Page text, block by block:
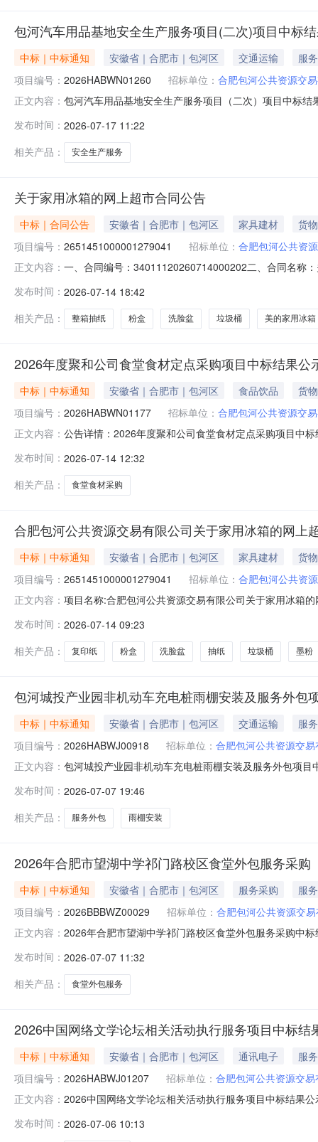
包河汽车用品基地安全生产服务项目(二次)项目中标
中标｜中标通知 安徽省｜合肥市｜包河区 交通运输
服务
项目编号： 2026HABWN01260 招标单位： 合肥包河公共资源交
正文内容： 包河汽车用品基地安全生产服务项目（二次）项目中标
包河公共资源交易有限公司2026年07月17日
发布时间： 2026-07-17 11:22
相关产品：
安全生产服务
关于家用冰箱的网上超市合同公告
中标｜合同公告 安徽省｜合肥市｜包河区 家具建材
货物
项目编号： 2651451000001279041 招标单位： 合肥包河公共资
正文内容： 一、合同编号：34011120260714000202二、合同名称
66220386供应商（乙方）：合肥志洋科技有限公司地址
发布时间： 2026-07-14 18:42
相关产品：
整箱抽纸 粉盒 洗脸盆 垃圾桶 美的家用冰箱
2026年度聚和公司食堂食材定点采购项目中标结果公
中标｜中标通知 安徽省｜合肥市｜包河区 食品饮品
货物
项目编号： 2026HABWN01177 招标单位： 合肥包河公共资源交
正文内容： 公告详情：2026年度聚和公司食堂食材定点采购项目中
年07月14日
发布时间： 2026-07-14 12:32
相关产品：
食堂食材采购
合肥包河公共资源交易有限公司关于家用冰箱的网上
中标｜中标通知 安徽省｜合肥市｜包河区 家具建材
货物
项目编号： 2651451000001279041 招标单位： 合肥包河公共资
正文内容： 项目名称:合肥包河公共资源交易有限公司关于家用冰箱
肥包河公共资源交易有限公司采购单位地址:/三、成交信
发布时间： 2026-07-14 09:23
相关产品：
复印纸 粉盒 洗脸盆 抽纸 垃圾桶 墨粉
包河城投产业园非机动车充电桩雨棚安装及服务外包
中标｜中标通知 安徽省｜合肥市｜包河区 交通运输
服务
项目编号： 2026HABWJ00918 招标单位： 合肥包河公共资源交
正文内容： 包河城投产业园非机动车充电桩雨棚安装及服务外包项
年07月07日
发布时间： 2026-07-07 19:46
相关产品：
服务外包 雨棚安装
2026年合肥市望湖中学祁门路校区食堂外包服务采购
中标｜中标通知 安徽省｜合肥市｜包河区 服务采购
服务
项目编号： 2026BBBWZ00029 招标单位： 合肥包河公共资源交
正文内容： 2026年合肥市望湖中学祁门路校区食堂外包服务采购中
武合肥包河公共资源交易有限公司2026年07月07日附件:
发布时间： 2026-07-07 11:32
相关产品：
食堂外包服务
2026中国网络文学论坛相关活动执行服务项目中标结
中标｜中标通知 安徽省｜合肥市｜包河区 通讯电子
服务
项目编号： 2026HABWJ01207 招标单位： 合肥包河公共资源交
正文内容： 2026中国网络文学论坛相关活动执行服务项目中标结果
夏玉荣,梁桂春合肥包河公共资源交易有限公司2026年07
发布时间： 2026-07-06 10:13